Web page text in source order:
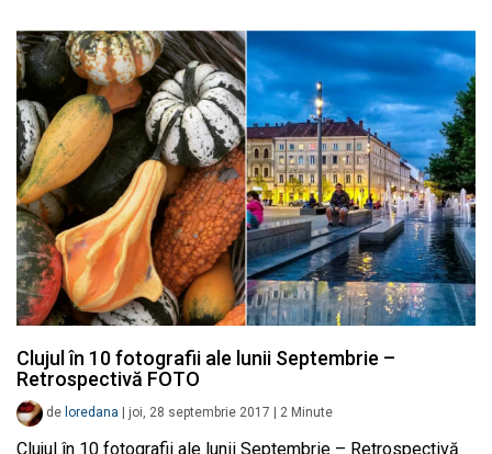
Clujul în 10 fotografii ale lunii Septembrie –
Retrospectivă FOTO
de loredana joi, 28 septembrie 2017 2 Minute
Clujul în 10 fotografii ale lunii Septembrie – Retrospectivă